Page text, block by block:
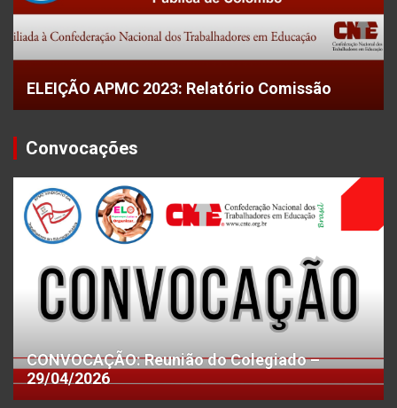
ELEIÇÃO APMC 2023: Relatório Comissão
Convocações
CONVOCAÇÃO: Reunião do Colegiado –
29/04/2026